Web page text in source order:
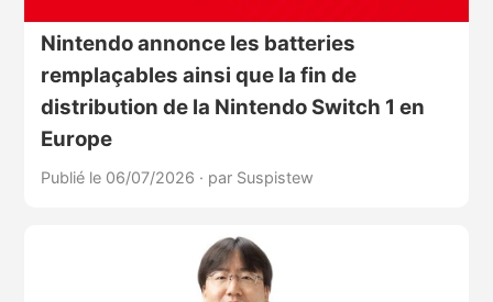
Nintendo annonce les batteries
remplaçables ainsi que la fin de
distribution de la Nintendo Switch 1 en
Europe
Publié le 06/07/2026 · par Suspistew